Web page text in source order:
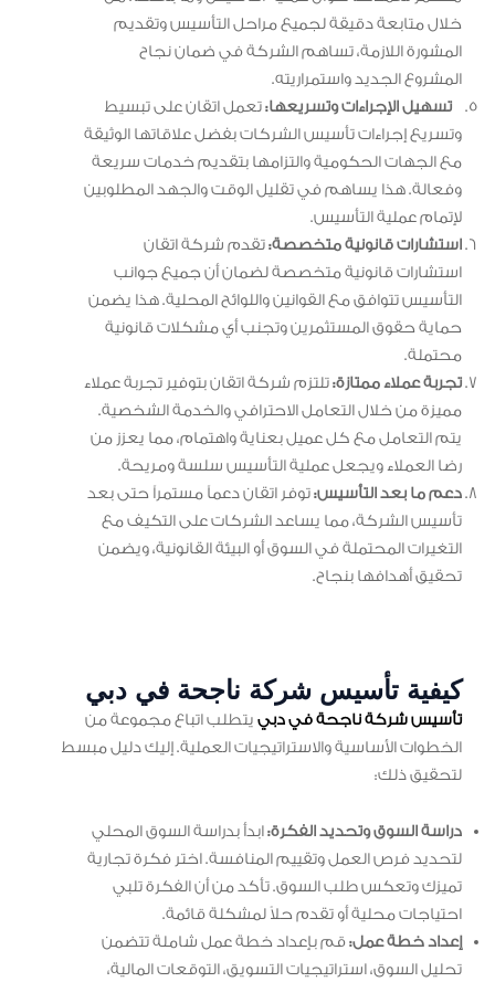
خلال متابعة دقيقة لجميع مراحل التأسيس وتقديم
المشورة اللازمة، تساهم الشركة في ضمان نجاح
المشروع الجديد واستمراريته.
تسهيل الإجراءات وتسريعها:تعمل اتقان على تبسيط
وتسريع إجراءات تأسيس الشركات بفضل علاقاتها الوثيقة
مع الجهات الحكومية والتزامها بتقديم خدمات سريعة
وفعالة. هذا يساهم في تقليل الوقت والجهد المطلوبين
لإتمام عملية التأسيس.
استشارات قانونية متخصصة:تقدم شركة اتقان
استشارات قانونية متخصصة لضمان أن جميع جوانب
التأسيس تتوافق مع القوانين واللوائح المحلية. هذا يضمن
حماية حقوق المستثمرين وتجنب أي مشكلات قانونية
محتملة.
تجربة عملاء ممتازة:تلتزم شركة اتقان بتوفير تجربة عملاء
مميزة من خلال التعامل الاحترافي والخدمة الشخصية.
يتم التعامل مع كل عميل بعناية واهتمام، مما يعزز من
رضا العملاء ويجعل عملية التأسيس سلسة ومريحة.
دعم ما بعد التأسيس:توفر اتقان دعماً مستمراً حتى بعد
تأسيس الشركة، مما يساعد الشركات على التكيف مع
التغيرات المحتملة في السوق أو البيئة القانونية، ويضمن
تحقيق أهدافها بنجاح.
كيفية تأسيس شركة ناجحة في دبي
تأسيس شركة ناجحة في دبي يتطلب اتباع مجموعة من
الخطوات الأساسية والاستراتيجيات العملية. إليك دليل مبسط
لتحقيق ذلك:
دراسة السوق وتحديد الفكرة: ابدأ بدراسة السوق المحلي
لتحديد فرص العمل وتقييم المنافسة. اختر فكرة تجارية
تميزك وتعكس طلب السوق. تأكد من أن الفكرة تلبي
احتياجات محلية أو تقدم حلاً لمشكلة قائمة.
إعداد خطة عمل:قم بإعداد خطة عمل شاملة تتضمن
تحليل السوق، استراتيجيات التسويق، التوقعات المالية،